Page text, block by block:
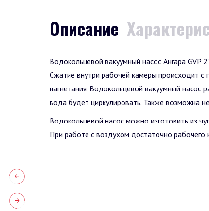
Описание
Водокольцевой вакуумный насос Ангара
Сжатие внутри рабочей камеры происходит с
нагнетания. Водокольцевой вакуумный
вода будет циркулировать. Также возможна
Водокольцевой насос можно изготовить из
При работе с воздухом достаточно